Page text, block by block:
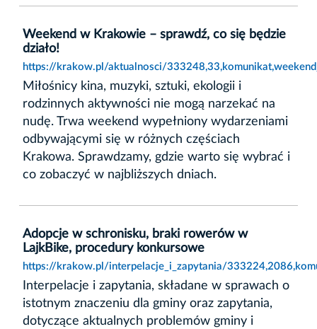
Weekend w Krakowie – sprawdź, co się będzie
działo!
https://krakow.pl/aktualnosci/
Miłośnicy kina, muzyki, sztuki, ekologii i
rodzinnych aktywności nie mogą narzekać na
nudę. Trwa weekend wypełniony wydarzeniami
odbywającymi się w różnych częściach
Krakowa. Sprawdzamy, gdzie warto się wybrać i
co zobaczyć w najbliższych dniach.
Adopcje w schronisku, braki rowerów w
LajkBike, procedury konkursowe
https://krakow.pl/interpelacje_i_zapytania/
Interpelacje i zapytania, składane w sprawach o
istotnym znaczeniu dla gminy oraz zapytania,
dotyczące aktualnych problemów gminy i